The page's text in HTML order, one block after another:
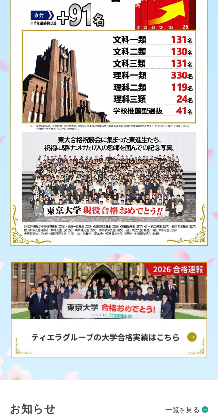
お知らせ 一覧を見る